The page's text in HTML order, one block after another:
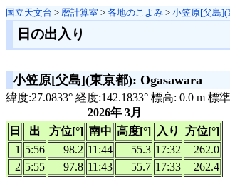
国立天文台 > 暦計算室 > 各地のこよみ > 小笠原[父島](
日の出入り
小笠原[父島](東京都): Ogasawara
緯度:27.0833° 経度:142.1833° 標高: 0.0 m 標
2026年 3月
日
出 方位[°] 南中 高度[°] 入り
方位[°]
1 5:56 98.2 11:44 55.3 17:32
262.0
2 5:55 97.8 11:43 55.7 17:33
262.4